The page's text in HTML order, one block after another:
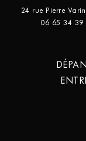
24 rue Pierre
06 65 34 39